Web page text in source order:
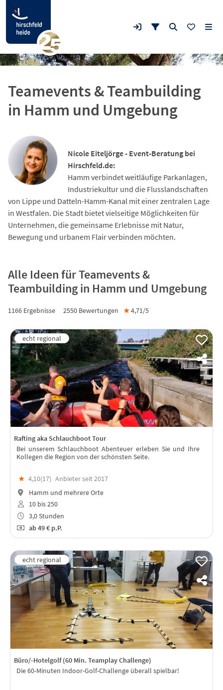
Teamevents & Teambuilding
in Hamm und Umgebung
Nicole Eiteljörge - Event-Beratung bei
Hirschfeld.de:
Hamm verbindet weitläufige Parkanlagen,
Industriekultur und die Flusslandschaften
von Lippe und Datteln-Hamm-Kanal mit einer zentralen Lage
in Westfalen. Die Stadt bietet vielseitige Möglichkeiten für
Unternehmen, die gemeinsame Erlebnisse mit Natur,
Bewegung und urbanem Flair verbinden möchten.
Alle Ideen für Teamevents &
Teambuilding in Hamm und Umgebung
1166 Ergebnisse 2550 Bewertungen ★4,71/5
Rafting aka Schlauchboot Tour
Bei unserem Schlauchboot Abenteuer erleben Sie und Ihre
Kollegen die Region von der schönsten Seite.
★ 4,10(17) Anbieter seit 2017
Hamm und mehrere Orte
10 bis 250
3,0 Stunden
ab49 € p.P.
Büro/-Hotelgolf (60 Min. Teamplay Challenge)
Die 60-Minuten Indoor-Golf-Challenge überall spielbar!